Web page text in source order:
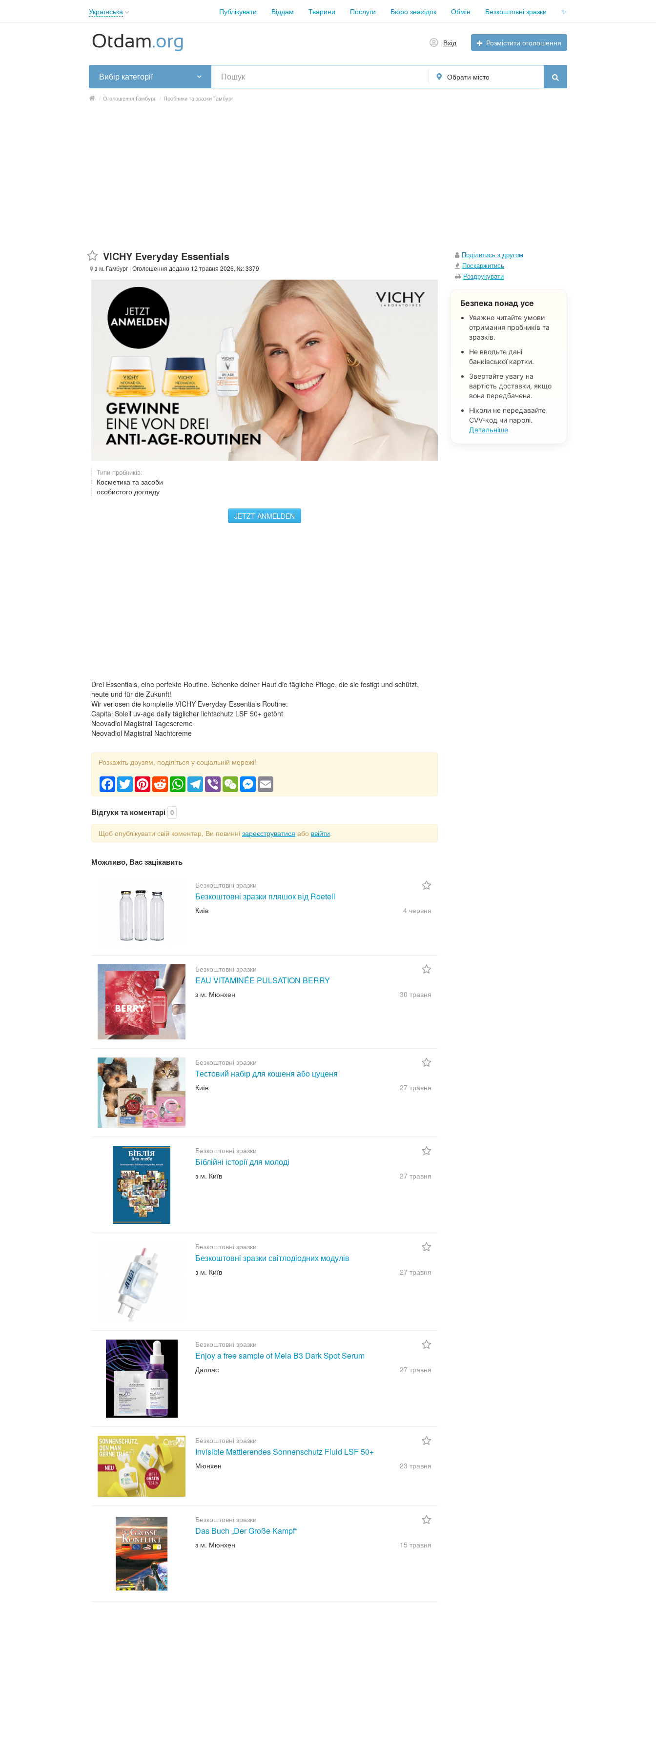
Українська
English
Русский
Українська
Публікувати Віддам Тварини Послуги Бюро знахідок Обмін Безкоштовні зразки ✨
Вхід Розмістити оголошення
Вибір категорії Обрати місто
/ Оголошення Гамбург / Пробники та зразки Гамбург
VICHY Everyday Essentials
з м. Гамбург | Оголошення додано 12 травня 2026, №: 3379
Типи пробників:
Косметика та засоби
особистого догляду
JETZT ANMELDEN
Drei Essentials, eine perfekte Routine. Schenke deiner Haut die tägliche Pflege, die sie festigt und schützt,
heute und für die Zukunft!
Wir verlosen die komplette VICHY Everyday-Essentials Routine:
Capital Soleil uv-age daily täglicher lichtschutz LSF 50+ getönt
Neovadiol Magistral Tagescreme
Neovadiol Magistral Nachtcreme
Розкажіть друзям, поділіться у соціальній мережі!
Facebook
TwitterPinterestRedditWhatsAppTelegram
Viber WeChatMessenger
Відгуки та коментарі 0
Щоб опублікувати свій коментар, Ви повинні зареєструватися або ввійти.
Можливо, Вас зацікавить
Безкоштовні зразки
Безкоштовні зразки пляшок від Roetell
Київ 4 червня
Безкоштовні зразки
EAU VITAMINÉE PULSATION BERRY
з м. Мюнхен 30 травня
Безкоштовні зразки
Тестовий набір для кошеня або цуценя
Київ 27 травня
Безкоштовні зразки
Біблійні історії для молоді
з м. Київ 27 травня
Безкоштовні зразки
Безкоштовні зразки світлодіодних модулів
з м. Київ 27 травня
Безкоштовні зразки
Enjoy a free sample of Mela B3 Dark Spot Serum
Даллас 27 травня
Безкоштовні зразки
Invisible Mattierendes Sonnenschutz Fluid LSF 50+
Мюнхен 23 травня
Безкоштовні зразки
Das Buch „Der Große Kampf“
з м. Мюнхен 15 травня
Поділитись з другом
Поскаржитись
Роздрукувати
Безпека понад усе
Уважно читайте умови
отримання пробників та
зразків.
Не вводьте дані
банківської картки.
Звертайте увагу на
вартість доставки, якщо
вона передбачена.
Ніколи не передавайте
CVV-код чи паролі.
Детальніше